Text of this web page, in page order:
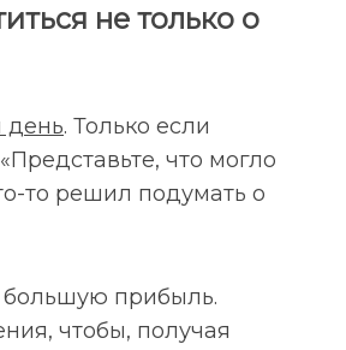
не только о
день. Только если
что могло
то решил подумать о
большую прибыль.
чтобы, получая